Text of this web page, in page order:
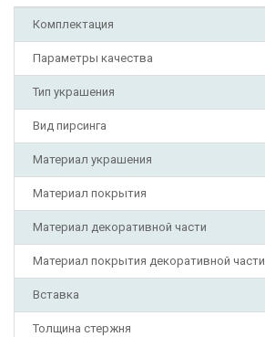
Комплектация
Параметры качества
Тип украшения
Вид пирсинга
Материал украшения
Материал покрытия
Материал декоративной части
Материал покрытия декоративной части
Вставка
Толщина стержня